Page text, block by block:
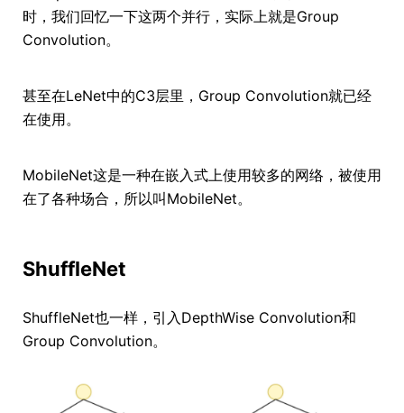
时，我们回忆一下这两个并行，实际上就是Group
Convolution。
甚至在LeNet中的C3层里，Group Convolution就已经
在使用。
MobileNet这是一种在嵌入式上使用较多的网络，被使用
在了各种场合，所以叫MobileNet。
ShuffleNet
ShuffleNet也一样，引入DepthWise Convolution和
Group Convolution。